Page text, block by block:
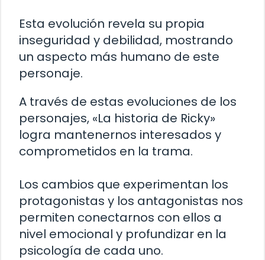
Esta evolución revela su propia
inseguridad y debilidad, mostrando
un aspecto más humano de este
personaje.
A través de estas evoluciones de los
personajes, «La historia de Ricky»
logra mantenernos interesados y
comprometidos en la trama.
Los cambios que experimentan los
protagonistas y los antagonistas nos
permiten conectarnos con ellos a
nivel emocional y profundizar en la
psicología de cada uno.